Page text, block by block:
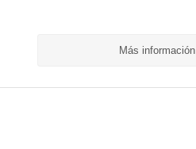
Más información